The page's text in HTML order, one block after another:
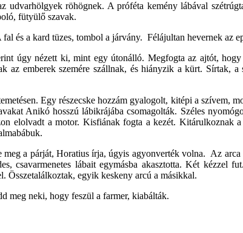
udvarhölgyek röhögnek. A próféta kemény lábával
fütyülő szavak.
és a kard tüzes, tombol a járvány. Félájultan hevernek az
úgy nézett ki, mint egy útonálló. Megfogta az ajtót,
az emberek szemére szállnak, és hiányzik a kürt. Sírtak,
Egy részecske hozzám gyalogolt, kitépi a szívem,
Anikó hosszú lábikrájába csomagolták. Széles
elolvadt a motor. Kisfiának fogta a kezét. Kitárulkoznak
a párját, Horatius írja, úgyis agyonverték volna. Az
csavarmenetes lábait egymásba akasztotta. Két kézzel
Összetalálkoztak, egyik keskeny arcú a másikkal.
meg neki, hogy feszül a farmer, kiabálták.
az ország.